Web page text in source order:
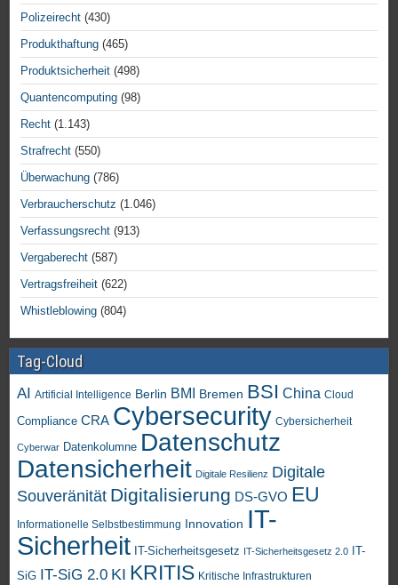
Polizeirecht (430)
Produkthaftung (465)
Produktsicherheit (498)
Quantencomputing (98)
Recht (1.143)
Strafrecht (550)
Überwachung (786)
Verbraucherschutz (1.046)
Verfassungsrecht (913)
Vergaberecht (587)
Vertragsfreiheit (622)
Whistleblowing (804)
Tag-Cloud
AI Artificial Intelligence Berlin BMI Bremen BSI China Cloud
Compliance CRA Cybersecurity Cybersicherheit
Cyberwar Datenkolumne Datenschutz
Datensicherheit Digitale Resilienz Digitale
Souveränität Digitalisierung DS-GVO EU
Informationelle Selbstbestimmung Innovation IT-
Sicherheit IT-Sicherheitsgesetz IT-Sicherheitsgesetz 2.0 IT-
SiG IT-SiG 2.0 KI KRITIS Kritische Infrastrukturen